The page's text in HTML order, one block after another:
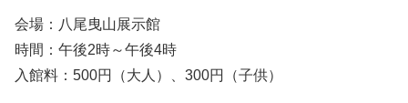
会場：八尾曳山展示館
時間：午後2時～午後4時
入館料：500円（大人）、300円（子供）